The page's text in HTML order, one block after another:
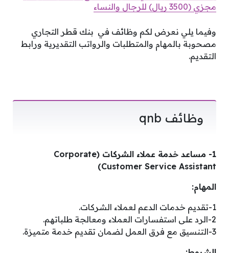
مجزي (3500 ريال) للرجال والنساء
وفيما يلي نعرض لكم وظائف في بنك قطر التجاري
مصحوبة بالمهام والمتطلبات والرواتب التقديرية ورابط
التقديم.
وظائف qnb
1- مساعد خدمة عملاء الشركات (Corporate
Customer Service Assistant)
المهام:
1-تقديم خدمات الدعم لعملاء الشركات.
2-الرد على استفسارات العملاء ومعالجة طلباتهم.
3-التنسيق مع فرق العمل لضمان تقديم خدمة متميزة.